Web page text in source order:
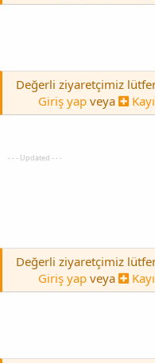
Değerli ziyaretçimiz
Giriş yap veya
- - - Updated - - -
Değerli ziyaretçimiz
Giriş yap veya